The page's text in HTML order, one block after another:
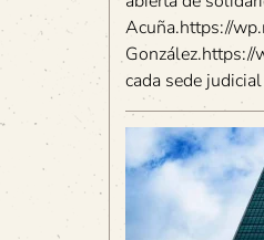
Acuña.https://
González.https://
cada sede